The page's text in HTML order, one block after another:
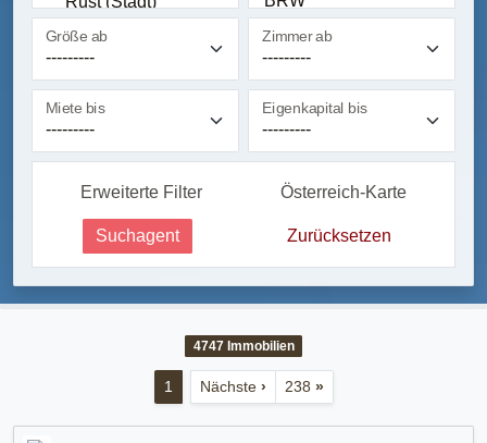
Größe ab Zimmer ab
Miete bis Eigenkapital bis
Erweiterte Filter Österreich-Karte
Suchagent Zurücksetzen
4747Immobilien
1 Nächste › 238 »